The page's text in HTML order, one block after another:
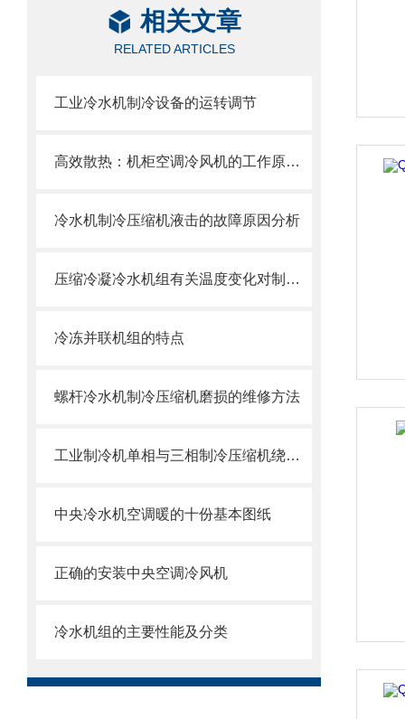
相关文章
RELATED ARTICLES
工业冷水机制冷设备的运转调节
高效散热：机柜空调冷风机的工作原理与优势
冷水机制冷压缩机液击的故障原因分析
压缩冷凝冷水机组有关温度变化对制冷系统的影响
冷冻并联机组的特点
螺杆冷水机制冷压缩机磨损的维修方法
工业制冷机单相与三相制冷压缩机绕组的测量
中央冷水机空调暖的十份基本图纸
正确的安装中央空调冷风机
冷水机组的主要性能及分类